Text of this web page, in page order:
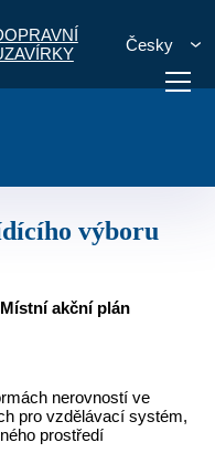
Česky
výboru
akční plán
nerovností ve
pro vzdělávací systém,
prostředí